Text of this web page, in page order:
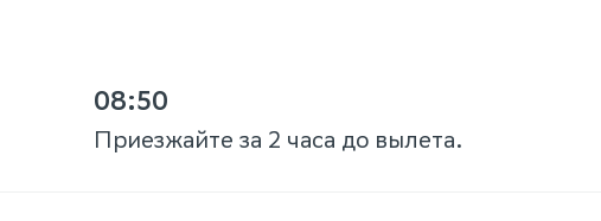
08:50
Приезжайте за 2 часа до вылета.